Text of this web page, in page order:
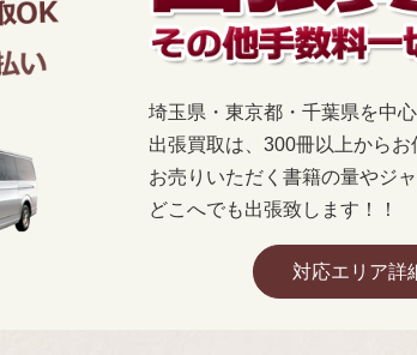
埼玉県・東京都・千葉県を中
出張買取は、300冊以上からお
お売りいただく書籍の量やジ
どこへでも出張致します！！
対応エリア詳